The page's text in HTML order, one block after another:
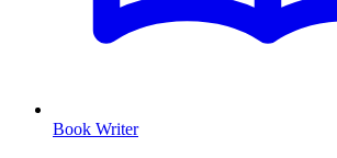
Book Writer